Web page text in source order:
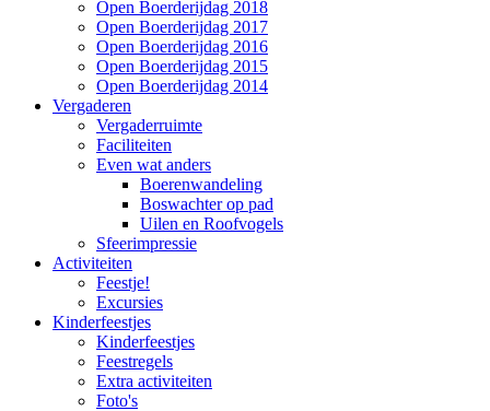
Open Boerderijdag 2018
Open Boerderijdag 2017
Open Boerderijdag 2016
Open Boerderijdag 2015
Open Boerderijdag 2014
Vergaderen
Vergaderruimte
Faciliteiten
Even wat anders
Boerenwandeling
Boswachter op pad
Uilen en Roofvogels
Sfeerimpressie
Activiteiten
Feestje!
Excursies
Kinderfeestjes
Kinderfeestjes
Feestregels
Extra activiteiten
Foto's